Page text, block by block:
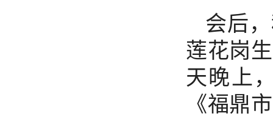
会后
莲花岗
天晚上
《福鼎